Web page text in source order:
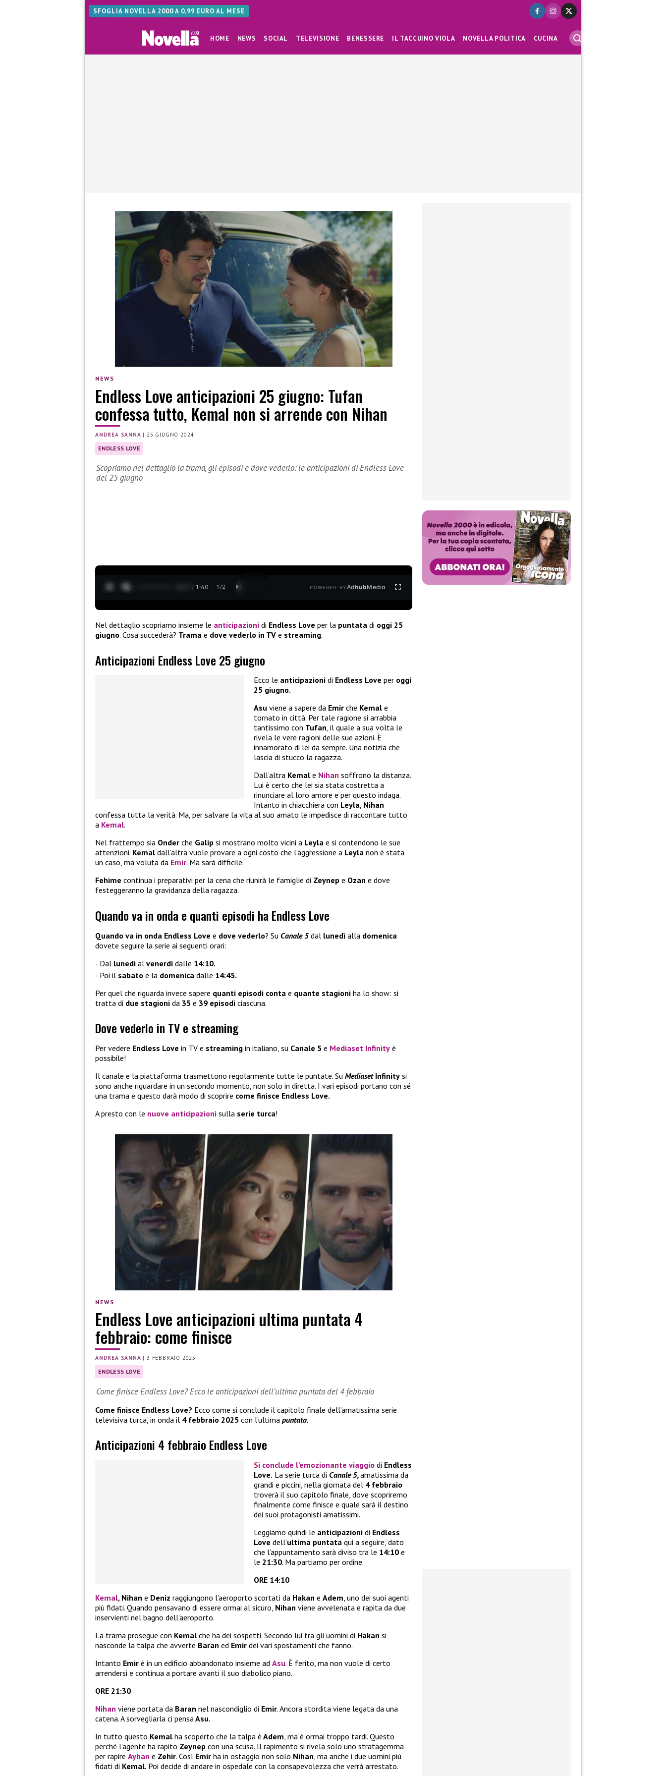
SFOGLIA NOVELLA 2000 A 0,99 EURO AL MESE
HOME NEWS SOCIAL TELEVISIONE BENESSERE IL TACCUINO VIOLA NOVELLA POLITICA CUCINA
NEWS
Endless Love anticipazioni 25 giugno: Tufan
confessa tutto, Kemal non si arrende con Nihan
ANDREA SANNA | 25 GIUGNO 2024
ENDLESS LOVE
Scopriamo nel dettaglio la trama, gli episodi e dove vederlo: le anticipazioni di Endless Love
del 25 giugno
0:28 / 1:40 1 /2 POWERED BYAdhubMedia
Nel dettaglio scopriamo insieme le anticipazioni di Endless Love per la puntata di oggi 25
giugno. Cosa succederà? Trama e dove vederlo in TV e streaming.
Anticipazioni Endless Love 25 giugno
Ecco le anticipazioni di Endless Love per oggi
25 giugno.
Asu viene a sapere da Emir che Kemal e
tornato in città. Per tale ragione si arrabbia
tantissimo con Tufan, il quale a sua volta le
rivela le vere ragioni delle sue azioni. È
innamorato di lei da sempre. Una notizia che
lascia di stucco la ragazza.
Dall’altra Kemal e Nihan soffrono la distanza.
Lui è certo che lei sia stata costretta a
rinunciare al loro amore e per questo indaga.
Intanto in chiacchiera con Leyla, Nihan
confessa tutta la verità. Ma, per salvare la vita al suo amato le impedisce di raccontare tutto
a Kemal.
Nel frattempo sia Onder che Galip si mostrano molto vicini a Leyla e si contendono le sue
attenzioni. Kemal dall’altra vuole provare a ogni costo che l’aggressione a Leyla non è stata
un caso, ma voluta da Emir. Ma sarà difficile.
Fehime continua i preparativi per la cena che riunirà le famiglie di Zeynep e Ozan e dove
festeggeranno la gravidanza della ragazza.
Quando va in onda e quanti episodi ha Endless Love
Quando va in onda Endless Love e dove vederlo? Su Canale 5 dal lunedì alla domenica
dovete seguire la serie ai seguenti orari:
Dal lunedì al venerdì dalle 14:10.
Poi il sabato e la domenica dalle 14:45.
Per quel che riguarda invece sapere quanti episodi conta e quante stagioni ha lo show: si
tratta di due stagioni da 35 e 39 episodi ciascuna.
Dove vederlo in TV e streaming
Per vedere Endless Love in TV e streaming in italiano, su Canale 5 e Mediaset Infinity è
possibile!
Il canale e la piattaforma trasmettono regolarmente tutte le puntate. Su Mediaset Infinity si
sono anche riguardare in un secondo momento, non solo in diretta. I vari episodi portano con sé
una trama e questo darà modo di scoprire come finisce Endless Love.
A presto con le nuove anticipazioni sulla serie turca!
NEWS
Endless Love anticipazioni ultima puntata 4
febbraio: come finisce
ANDREA SANNA |3 FEBBRAIO 2025
ENDLESS LOVE
Come finisce Endless Love? Ecco le anticipazioni dell’ultima puntata del 4 febbraio
Come finisce Endless Love? Ecco come si conclude il capitolo finale dell’amatissima serie
televisiva turca, in onda il 4 febbraio 2025 con l’ultima puntata.
Anticipazioni 4 febbraio Endless Love
Si conclude l’emozionante viaggio di Endless
Love. La serie turca di Canale 5,amatissima da
grandi e piccini, nella giornata del 4 febbraio
troverà il suo capitolo finale, dove scopriremo
finalmente come finisce e quale sarà il destino
dei suoi protagonisti amatissimi.
Leggiamo quindi le anticipazioni di Endless
Love dell’ultima puntata qui a seguire, dato
che l’appuntamento sarà diviso tra le 14:10 e
le 21:30. Ma partiamo per ordine.
ORE 14:10
Kemal, Nihan e Deniz raggiungono l’aeroporto scortati da Hakan e Adem , uno dei suoi agenti
più fidati. Quando pensavano di essere ormai al sicuro, Nihan viene avvelenata e rapita da due
inservienti nel bagno dell’aeroporto.
La trama prosegue con Kemal che ha dei sospetti. Secondo lui tra gli uomini di Hakan si
nasconde la talpa che avverte Baran ed Emir dei vari spostamenti che fanno.
Intanto Emir è in un edificio abbandonato insieme ad Asu. È ferito, ma non vuole di certo
arrendersi e continua a portare avanti il suo diabolico piano.
ORE 21:30
Nihan viene portata da Baran nel nascondiglio di Emir. Ancora stordita viene legata da una
catena. A sorvegliarla ci pensa Asu.
In tutto questo Kemal ha scoperto che la talpa è Adem , ma è ormai troppo tardi. Questo
perché l’agente ha rapito Zeynep con una scusa. Il rapimento si rivela solo uno stratagemma
per rapire Ayhan e Zehir. Così Emir ha in ostaggio non solo Nihan , ma anche i due uomini più
fidati di Kemal. Poi decide di andare in ospedale con la consapevolezza che verrà arrestato.